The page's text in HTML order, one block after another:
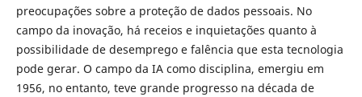
preocupações sobre a proteção de dados pessoais. No
campo da inovação, há receios e inquietações quanto à
possibilidade de desemprego e falência que esta tecnologia
pode gerar. O campo da IA como disciplina, emergiu em
1956, no entanto, teve grande progresso na década de